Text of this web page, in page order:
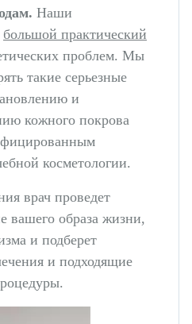
женщин
Наши
большой практический
проблем. Мы
такие серьезные
и
кожного покрова
косметологии.
врач проведет
вашего образа жизни,
и подберет
и подходящие